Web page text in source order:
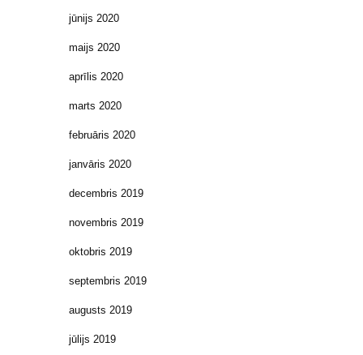
jūnijs 2020
maijs 2020
aprīlis 2020
marts 2020
februāris 2020
janvāris 2020
decembris 2019
novembris 2019
oktobris 2019
septembris 2019
augusts 2019
jūlijs 2019